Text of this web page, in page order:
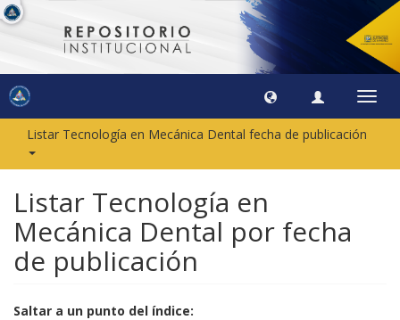
Listar Tecnología en Mecánica Dental fecha de publicación
Listar Tecnología en
Mecánica Dental por fecha
de publicación
Saltar a un punto del índice: